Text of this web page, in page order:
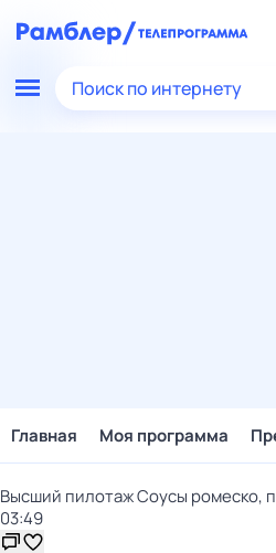
Поиск по интернету
Главная Моя программа
Высший пилотаж Соусы ромеско,
03:49